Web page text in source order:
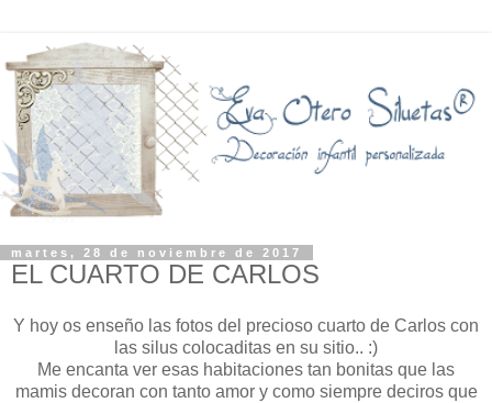
martes, 28 de noviembre de 2017
EL CUARTO DE CARLOS
Y hoy os enseño las fotos del precioso cuarto de Carlos con
las silus colocaditas en su sitio.. :)
Me encanta ver esas habitaciones tan bonitas que las
mamis decoran con tanto amor y como siempre deciros que